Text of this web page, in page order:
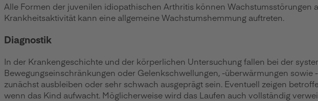
Alle Formen der juvenilen idiopathischen Arthritis können Wachstumsstörungen
Krankheitsaktivität kann eine allgemeine Wachstumshemmung auftreten.
Diagnostik
In der Krankengeschichte und der körperlichen Untersuchung fallen bei der
Bewegungseinschränkungen oder Gelenkschwellungen, -überwärmungen
zunächst ausbleiben oder sehr schwach ausgeprägt sein. Eventuell zeigen
wenn das Kind aufwacht. Möglicherweise wird das Laufen auch vollständig